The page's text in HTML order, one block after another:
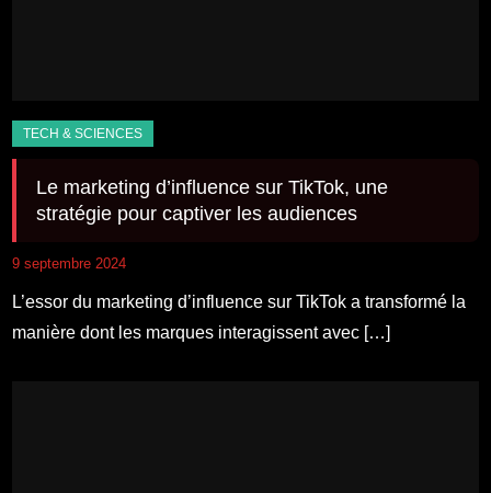
Le marketing d’influence sur TikTok, une
stratégie pour captiver les audiences
9 septembre 2024
L’essor du marketing d’influence sur TikTok a transformé la
manière dont les marques interagissent avec […]